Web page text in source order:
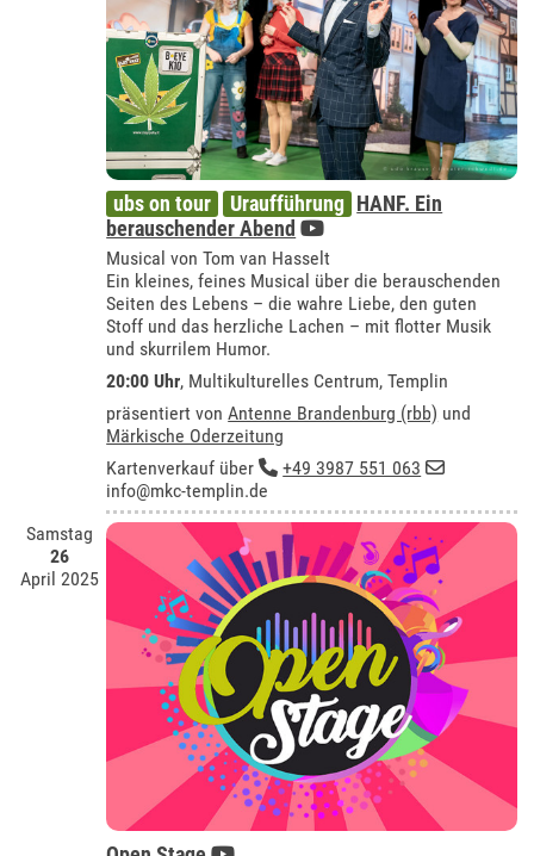
ubs on tour Uraufführung HANF. Ein
berauschender Abend
Musical von Tom van Hasselt
Ein kleines, feines Musical über die berauschenden
Seiten des Lebens – die wahre Liebe, den guten
Stoff und das herzliche Lachen – mit flotter Musik
und skurrilem Humor.
20:00 Uhr, Multikulturelles Centrum, Templin
präsentiert vonAntenne Brandenburg (rbb) und
Märkische Oderzeitung
Kartenverkauf über
+49 3987 551 063
info@mkc-templin.de
Samstag
26
April 2025